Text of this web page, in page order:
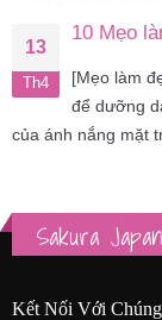
13
Th4
10 Mẹo
[Mẹo làm
để dưỡng
của ánh nắng mặt
Sakura Japan
Kết Nối Với